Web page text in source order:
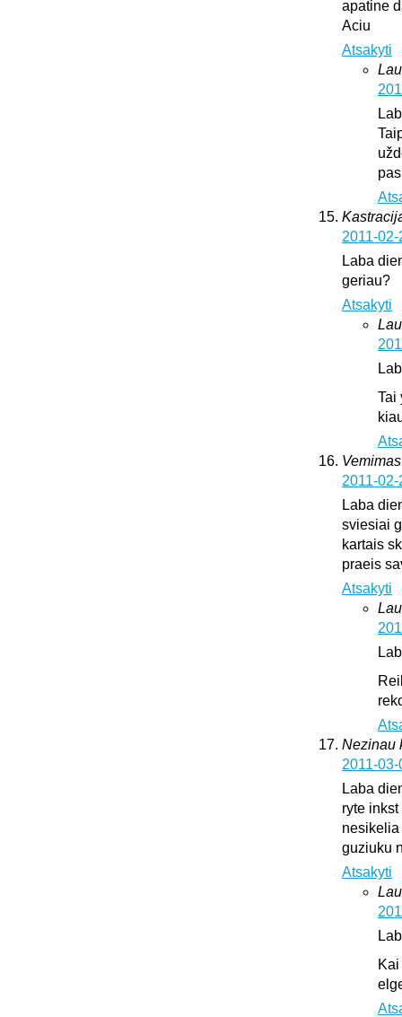
apatine
Aciu
Atsakyti
2011-
Laba
geriau?
Atsakyti
Tai
Vemimas
2011-
Laba
sviesiai
kartais
praeis
Atsakyti
Nezinau
2011-
Laba
ryte
guziuku
Atsakyti